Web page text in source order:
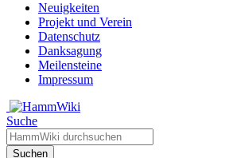
Neuigkeiten
Projekt und Verein
Datenschutz
Danksagung
Meilensteine
Impressum
Suche
Suchen